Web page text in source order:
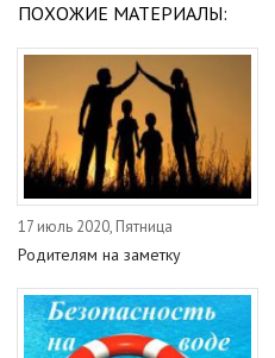
ПОХОЖИЕ МАТЕРИАЛЫ:
17 июль 2020, Пятница
Родителям на заметку